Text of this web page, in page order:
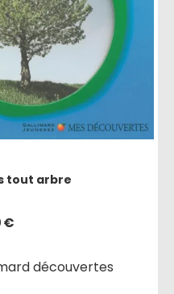
tout arbre
€
découvertes